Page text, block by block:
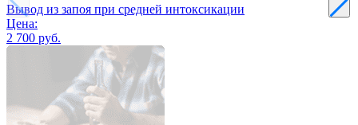
Вывод из запоя при средней интоксикации
Цена:
2 700 руб.